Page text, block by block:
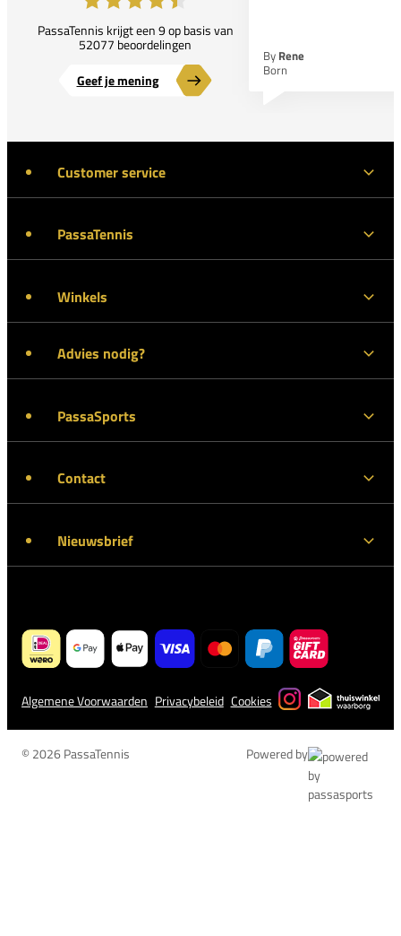
PassaTennis krijgt een 9 op basis van
52077 beoordelingen
Geef je mening
By Rene
Born
Customer service
PassaTennis
Winkels
Advies nodig?
PassaSports
Contact
Nieuwsbrief
Algemene Voorwaarden Privacybeleid Cookies
© 2026 PassaTennis Powered by